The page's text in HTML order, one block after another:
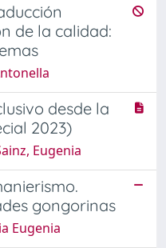
de la calidad:
desde la
2023)
Eugenia
gongorinas
Eugenia